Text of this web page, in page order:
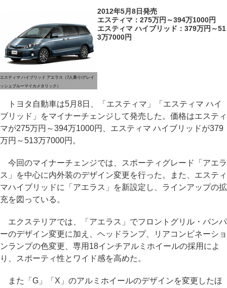
エスティマ ハイブリッド アエラス（7人乗り/グレイ
ッシュブルーマイカメタリック）
2012年5月8日発売
エスティマ：275万円～394万1000円
エスティマ ハイブリッド：379万円～51
3万7000円
トヨタ自動車は5月8日、「エスティマ」「エスティマ ハイ
ブリッド」をマイナーチェンジして発売した。価格はエスティ
マが275万円～394万1000円、エスティマ ハイブリッドが379
万円～513万7000円。
今回のマイナーチェンジでは、スポーティグレード「アエラ
ス」を中心に内外装のデザイン変更を行った。また、エスティ
マハイブリッドに「アエラス」を新設定し、ラインアップの拡
充を図っている。
エクステリアでは、「アエラス」でフロントグリル・バンパ
ーのデザイン変更に加え、ヘッドランプ、リアコンビネーショ
ンランプの色変更、専用18インチアルミホイールの採用によ
り、スポーティ性とワイド感を高めた。
また「G」「X」のアルミホイールのデザインを変更したほ